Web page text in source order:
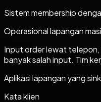
Sistem membership
Operasional lapangan
Input order lewat telepon,
banyak salah input. Tim
Aplikasi lapangan yang
Kata klien